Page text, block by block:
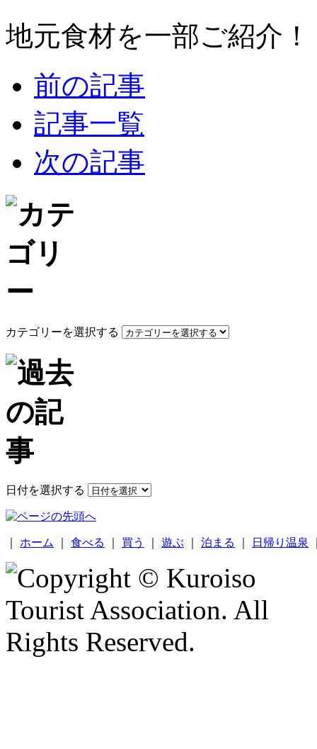
地元食材を一部ご紹介！
前の記事
記事一覧
次の記事
カテゴリーを選択する
日付を選択する
ホーム 食べる 買う 遊ぶ 泊まる 日帰り温泉